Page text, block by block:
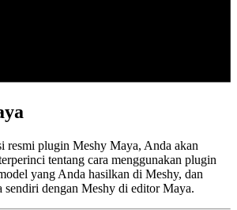
resmi plugin Meshy Maya, Anda akan
tentang cara menggunakan plugin
yang Anda hasilkan di Meshy, dan
sendiri dengan Meshy di editor Maya.